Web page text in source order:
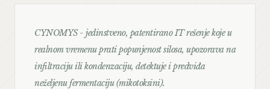
CYNOMYS - jedinstveno, patentirano IT rešenje koje u
realnom vremenu prati popunjenost silosa, upozorava na
infiltraciju ili kondenzaciju, detektuje i predviđa
neželjenu fermentaciju (mikotoksini).